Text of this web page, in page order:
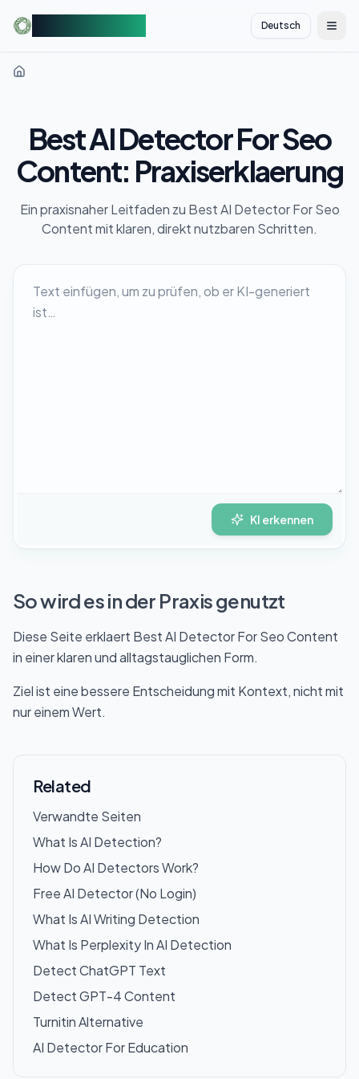
Deutsch 切换
Best AI Detector For Seo
Content: Praxiserklaerung
Ein praxisnaher Leitfaden zu Best AI Detector For Seo
Content mit klaren, direkt nutzbaren Schritten.
KI erkennen
So wird es in der Praxis genutzt
Diese Seite erklaert Best AI Detector For Seo Content
in einer klaren und alltagstauglichen Form.
Ziel ist eine bessere Entscheidung mit Kontext, nicht mit
nur einem Wert.
Related
Verwandte Seiten
What Is AI Detection?
How Do AI Detectors Work?
Free AI Detector (No Login)
What Is AI Writing Detection
What Is Perplexity In AI Detection
Detect ChatGPT Text
Detect GPT-4 Content
Turnitin Alternative
AI Detector For Education